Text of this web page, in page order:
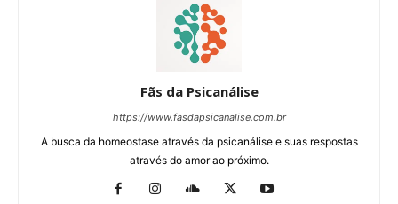
Fãs da Psicanálise
https://www.fasdapsicanalise.com.br
A busca da homeostase através da psicanálise e suas respostas
através do amor ao próximo.